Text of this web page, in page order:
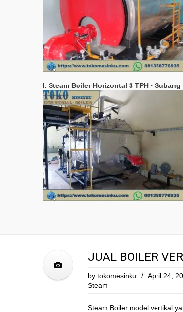
I. Steam Boiler Horizontal 3 TPH~ Subang
JUAL BOILER
by tokomesinku / April 24,
Steam
Steam Boiler model vertikal